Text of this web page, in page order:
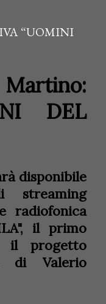
“UOMINI
DEL
disponibile
streaming
radiofonica
il primo
il progetto
di Valerio